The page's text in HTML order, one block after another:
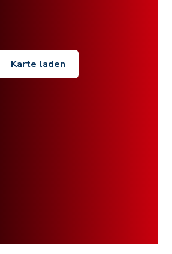
Karte laden